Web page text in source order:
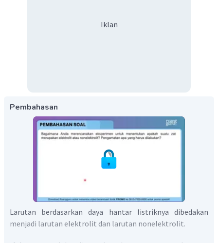
Iklan
Pembahasan
Larutan berdasarkan daya hantar listriknya dibedakan
menjadi larutan elektrolit dan larutan nonelektrolit.